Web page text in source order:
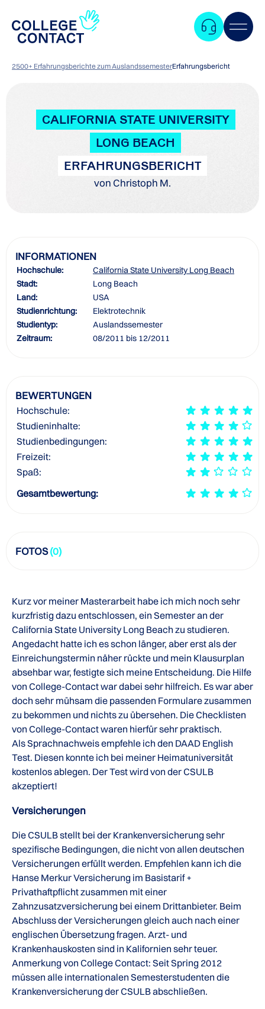
2500+ Erfahrungsberichte zum AuslandssemesterErfahrungsbericht
CALIFORNIA STATE UNIVERSITY
LONG BEACH
ERFAHRUNGSBERICHT
von Christoph M.
INFORMATIONEN
Hochschule:
California State University Long Beach
Stadt:
Long Beach
Land:
USA
Studienrichtung:
Elektrotechnik
Studientyp:
Auslandssemester
Zeitraum:
08/2011 bis 12/2011
BEWERTUNGEN
Hochschule:
Studieninhalte:
Studienbedingungen:
Freizeit:
Spaß:
Gesamtbewertung:
FOTOS(0)
Kurz vor meiner Masterarbeit habe ich mich noch sehr
kurzfristig dazu entschlossen, ein Semester an der
California State University Long Beach zu studieren.
Angedacht hatte ich es schon länger, aber erst als der
Einreichungstermin näher rückte und mein Klausurplan
absehbar war, festigte sich meine Entscheidung. Die Hilfe
von College-Contact war dabei sehr hilfreich. Es war aber
doch sehr mühsam die passenden Formulare zusammen
zu bekommen und nichts zu übersehen. Die Checklisten
von College-Contact waren hierfür sehr praktisch.
Als Sprachnachweis empfehle ich den DAAD English
Test. Diesen konnte ich bei meiner Heimatuniversität
kostenlos ablegen. Der Test wird von der CSULB
akzeptiert!
Versicherungen
Die CSULB stellt bei der Krankenversicherung sehr
spezifische Bedingungen, die nicht von allen deutschen
Versicherungen erfüllt werden. Empfehlen kann ich die
Hanse Merkur Versicherung im Basistarif +
Privathaftpflicht zusammen mit einer
Zahnzusatzversicherung bei einem Drittanbieter. Beim
Abschluss der Versicherungen gleich auch nach einer
englischen Übersetzung fragen. Arzt- und
Krankenhauskosten sind in Kalifornien sehr teuer.
Anmerkung von College Contact: Seit Spring 2012
müssen alle internationalen Semesterstudenten die
Krankenversicherung der CSULB abschließen.